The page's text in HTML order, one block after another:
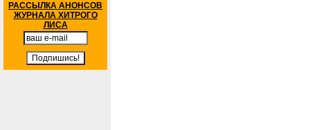
РАССЫЛКА АНОНСОВ
ЖУРНАЛА ХИТРОГО
ЛИСА